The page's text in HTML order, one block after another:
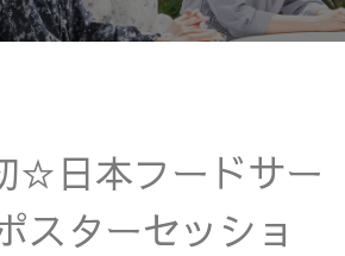
☆日本フードサー
スターセッショ